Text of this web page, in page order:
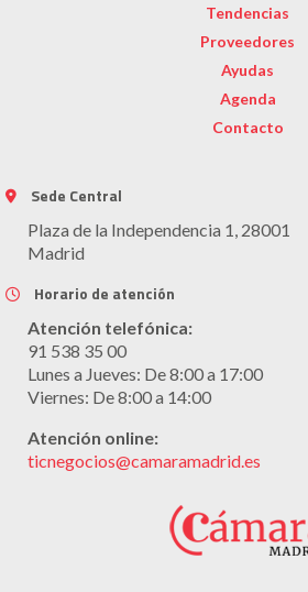
Tendencias
Proveedores
Ayudas
Agenda
Contacto
Sede Central
Plaza de la Independencia 1, 28001
Madrid
Horario de atención
Atención telefónica:
91 538 35 00
Lunes a Jueves: De 8:00 a 17:00
Viernes: De 8:00 a 14:00
Atención online:
ticnegocios@camaramadrid.es